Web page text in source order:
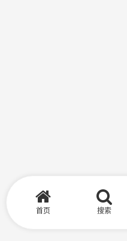
首页 搜索